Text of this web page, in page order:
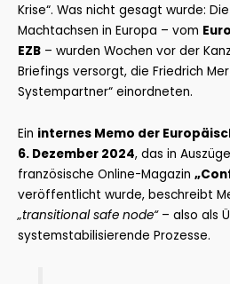
Krise“. Was nicht gesagt wurde:
Machtachsen in Europa – vom
EZB – wurden Wochen vor der
Briefings versorgt, die Friedrich
Systempartner“ einordneten.
Ein internes Memo der
6. Dezember 2024, das in
französische Online-Magazin
veröffentlicht wurde, beschreibt
„transitional safe node“– also als
systemstabilisierende Prozesse.